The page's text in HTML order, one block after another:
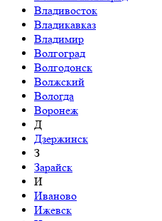
Владивосток
Владикавказ
Владимир
Волгоград
Волгодонск
Волжский
Вологда
Воронеж
Д
Дзержинск
З
Зарайск
И
Иваново
Ижевск